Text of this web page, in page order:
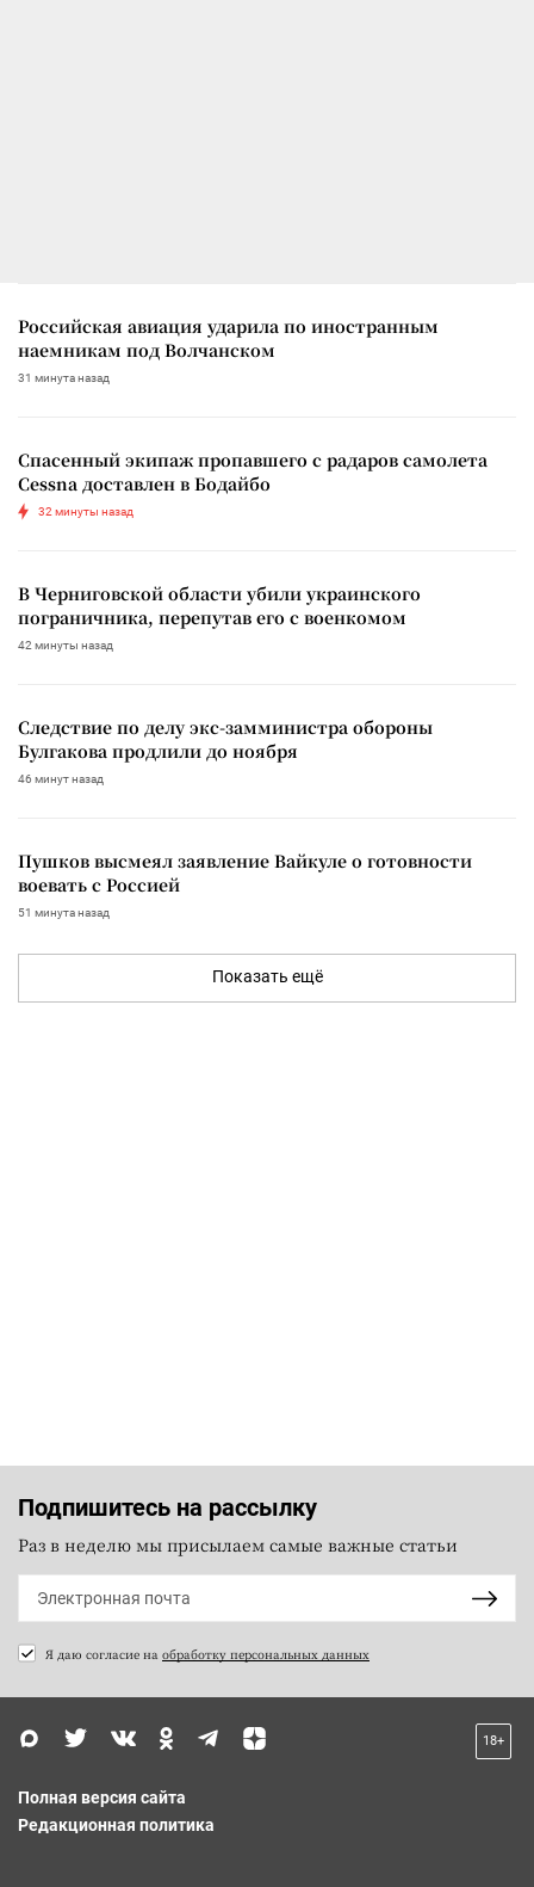
Российская авиация ударила по иностранным
наемникам под Волчанском
31 минута назад
Спасенный экипаж пропавшего с радаров самолета
Cessna доставлен в Бодайбо
32 минуты назад
В Черниговской области убили украинского
пограничника, перепутав его с военкомом
42 минуты назад
Следствие по делу экс-замминистра обороны
Булгакова продлили до ноября
46 минут назад
Пушков высмеял заявление Вайкуле о готовности
воевать с Россией
51 минута назад
Показать ещё
Подпишитесь на рассылку
Раз в неделю мы присылаем самые важные статьи
Я даю согласие на обработку персональных данных
18+
Полная версия сайта
Редакционная политика